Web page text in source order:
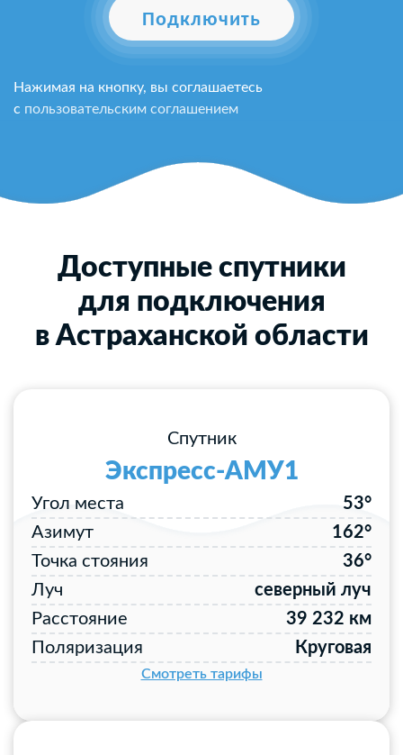
Подключить
Нажимая на кнопку, вы соглашаетесь
с пользовательским соглашением
Доступные спутники
для подключения
в Астраханской области
Спутник
Экспресс-АМУ1
Угол места
53°
Азимут
162°
Точка стояния
36°
Луч
северный луч
Расстояние
39 232 км
Поляризация
Круговая
Смотреть тарифы